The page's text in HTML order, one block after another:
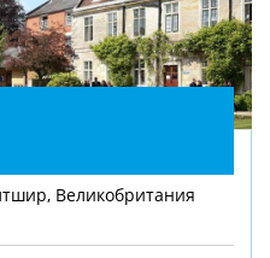
Великобритания